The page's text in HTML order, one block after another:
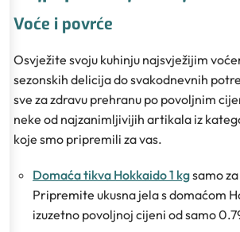
Voće i povrće
Osvježite svoju kuhinju najsvježijim
sezonskih delicija do svakodnevnih
sve za zdravu prehranu po povoljnim
neke od najzanimljivijih artikala iz
koje smo pripremili za vas.
Domaća tikva Hokkaido 1 kgsamo za
Pripremite ukusna jela s domaćom
izuzetno povoljnoj cijeni od samo